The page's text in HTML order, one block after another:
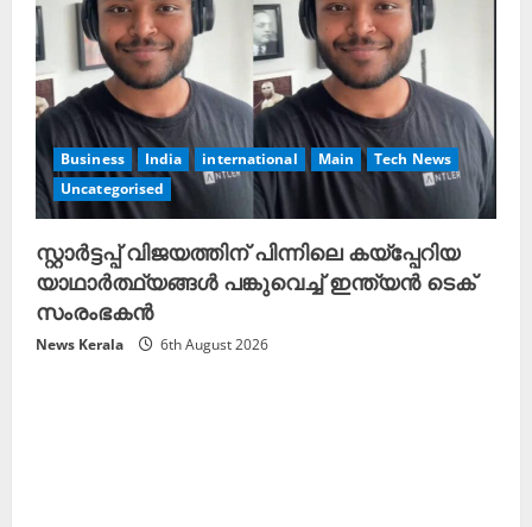
Business India international Main
Tech News
Uncategorised
സ്റ്റാർട്ടപ്പ് വിജയത്തിന് പിന്നിലെ കയ്പ്പേറിയ
യാഥാർത്ഥ്യങ്ങൾ പങ്കുവെച്ച് ഇന്ത്യൻ ടെക്
സംരംഭകൻ
News Kerala 6th August 2026